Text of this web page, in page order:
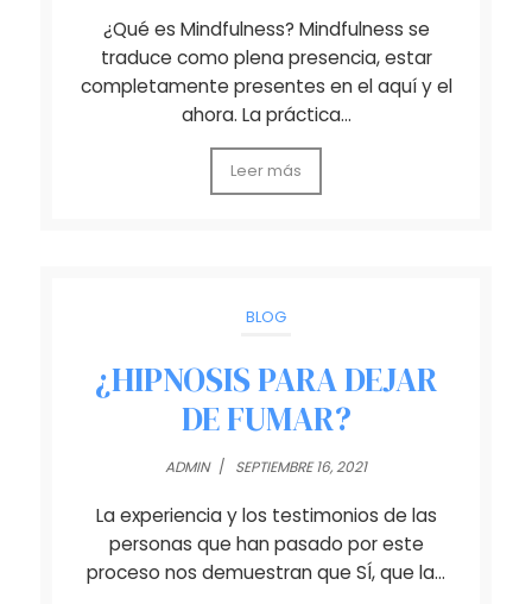
¿Qué es Mindfulness? Mindfulness se
traduce como plena presencia, estar
completamente presentes en el aquí y el
ahora. La práctica…
Leer más
BLOG
¿HIPNOSIS PARA DEJAR
DE FUMAR?
ADMIN / SEPTIEMBRE 16, 2021
La experiencia y los testimonios de las
personas que han pasado por este
proceso nos demuestran que SÍ, que la…